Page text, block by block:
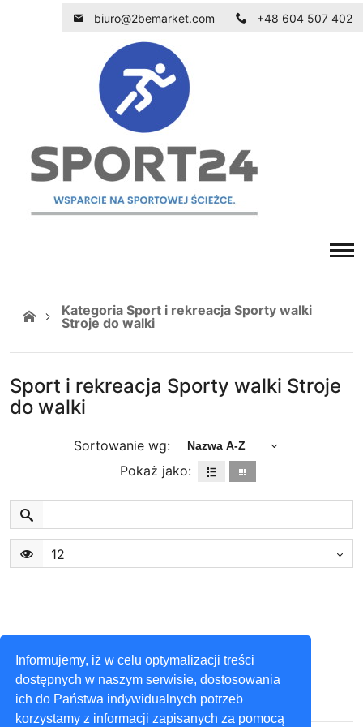
Informujemy, iż w celu optymalizacji treści
dostępnych w naszym serwisie, dostosowania
ich do Państwa indywidualnych potrzeb
korzystamy z informacji zapisanych za pomocą
biuro@2bemarket.com +48 604 507 402
Kategoria Sport i rekreacja Sporty walki
Stroje do walki
Sport i rekreacja Sporty walki Stroje
do walki
Sortowanie wg: Nazwa A-Z
Pokaż jako:
12